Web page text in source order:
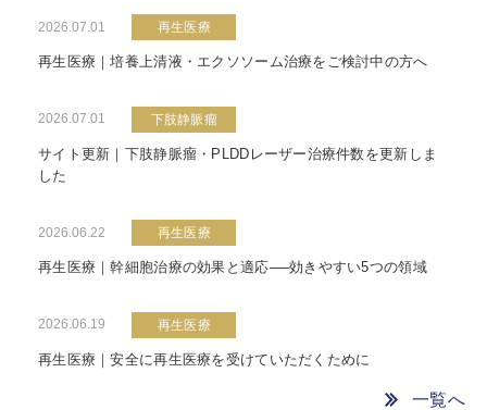
2026.07.01 再生医療
再生医療｜培養上清液・エクソソーム治療をご検討中の方へ
2026.07.01 下肢静脈瘤
サイト更新｜下肢静脈瘤・PLDDレーザー治療件数を更新しま
した
2026.06.22 再生医療
再生医療｜幹細胞治療の効果と適応──効きやすい5つの領域
2026.06.19 再生医療
再生医療｜安全に再生医療を受けていただくために
一覧へ